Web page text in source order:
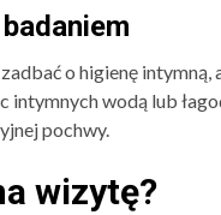
o higienę
intymnych wodą lub
pochwy.
wizytę?